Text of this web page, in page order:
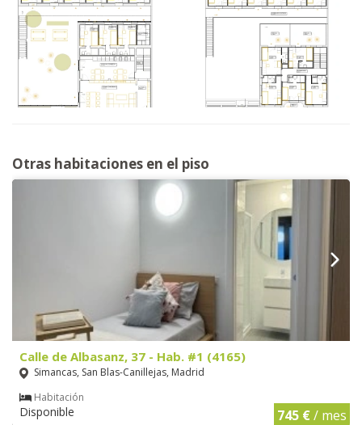
Otras habitaciones en el piso
Calle de Albasanz, 37 - Hab. #1 (4165)
Simancas, San Blas-Canillejas, Madrid
Habitación
Disponible 745 €/ mes